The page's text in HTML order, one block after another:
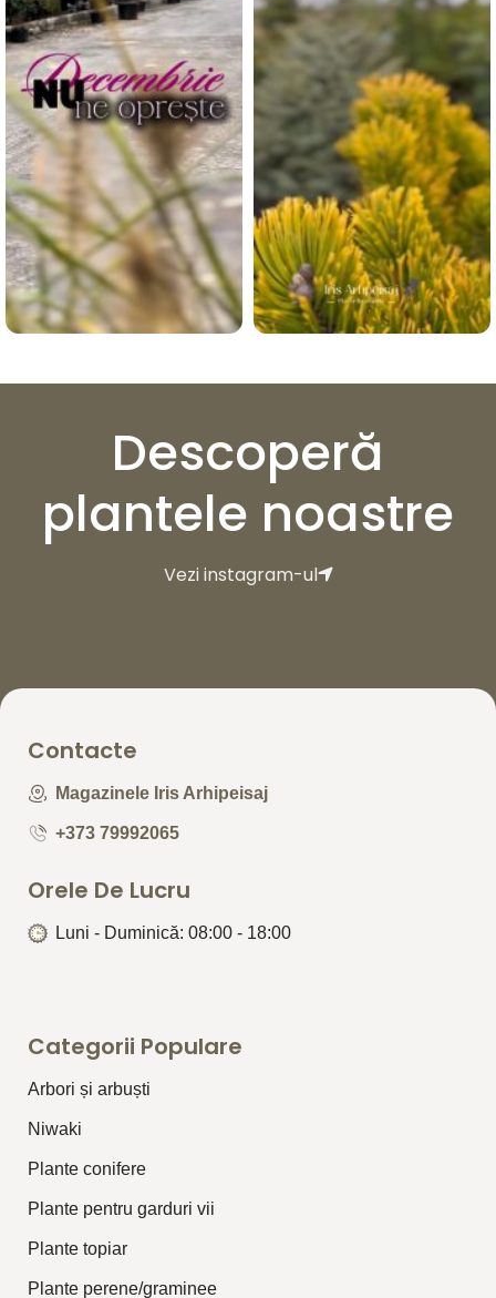
Descoperă
plantele noastre
Vezi instagram-ul
Contacte
Magazinele Iris Arhipeisaj
+373 79992065
Orele De Lucru
Luni - Duminică: 08:00 - 18:00
Categorii Populare
Arbori și arbuști
⁠Niwaki
Plante conifere
Plante pentru garduri vii
Plante topiar
Plante perene/graminee